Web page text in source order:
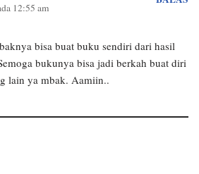
12:55 am
bisa buat buku sendiri dari hasil
bukunya bisa jadi berkah buat diri
lain ya mbak. Aamiin..